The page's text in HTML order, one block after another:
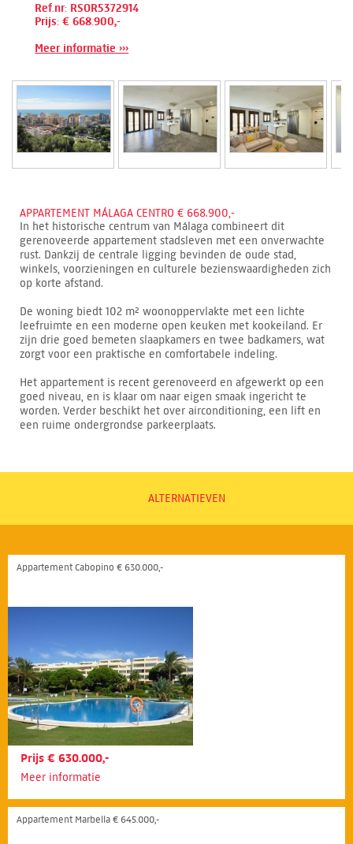
Ref.nr: RSOR5372914
Prijs: € 668.900,-
Meer informatie ›››
APPARTEMENT MÁLAGA CENTRO € 668.900,-
In het historische centrum van Málaga combineert dit
gerenoveerde appartement stadsleven met een onverwachte
rust. Dankzij de centrale ligging bevinden de oude stad,
winkels, voorzieningen en culturele bezienswaardigheden zich
op korte afstand.
De woning biedt 102 m² woonoppervlakte met een lichte
leefruimte en een moderne open keuken met kookeiland. Er
zijn drie goed bemeten slaapkamers en twee badkamers, wat
zorgt voor een praktische en comfortabele indeling.
Het appartement is recent gerenoveerd en afgewerkt op een
goed niveau, en is klaar om naar eigen smaak ingericht te
worden. Verder beschikt het over airconditioning, een lift en
een ruime ondergrondse parkeerplaats.
ALTERNATIEVEN
Appartement Cabopino € 630.000,-
Prijs € 630.000,-
Meer informatie
Appartement Marbella € 645.000,-